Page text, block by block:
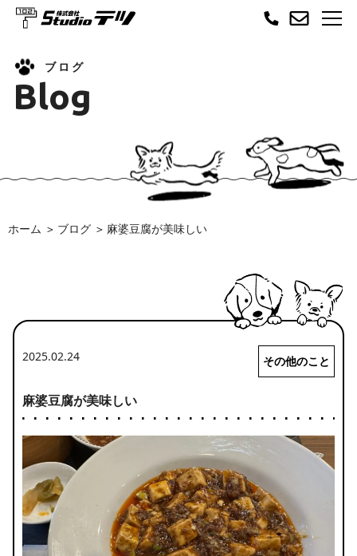
ブログ
Blog
ホーム ブログ 麻婆豆腐が美味しい
2025.02.24 その他のこと
麻婆豆腐が美味しい